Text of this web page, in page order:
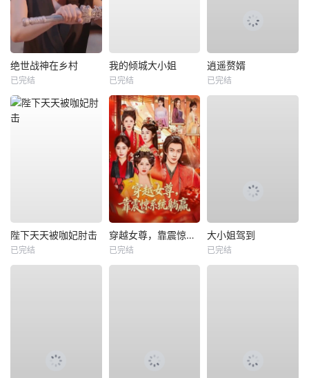
绝世战神在乡村
已完结
我的倾城大小姐
已完结
逍遥赘婿
已完结
陛下天天被咖妃肘击
已完结
穿越女尊，靠震惊系统躺赢
已完结
大小姐驾到
已完结